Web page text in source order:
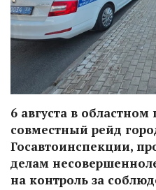
6 августа в
совместный рейд
Госавтоинспекции,
делам
на контроль за